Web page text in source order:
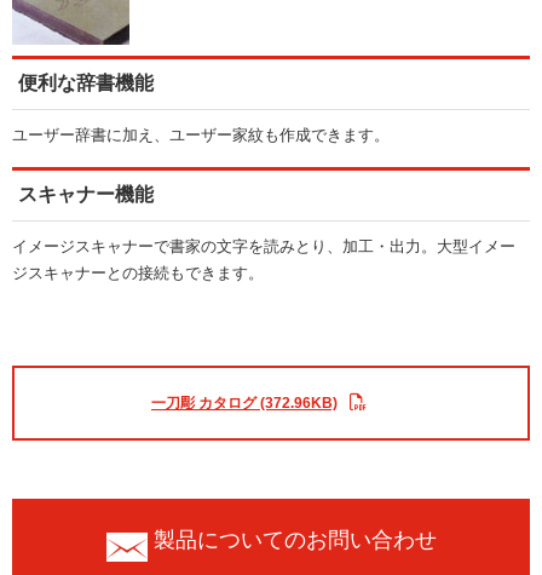
便利な辞書機能
ユーザー辞書に加え、ユーザー家紋も作成できます。
スキャナー機能
イメージスキャナーで書家の文字を読みとり、加工・出力。大型イメー
ジスキャナーとの接続もできます。
一刀彫 カタログ (372.96KB)
製品についてのお問い合わせ